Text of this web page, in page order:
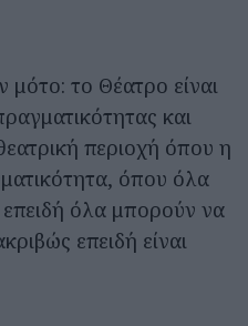
το Θέατρο είναι
και
περιοχή όπου η
όπου όλα
επειδή όλα μπορούν να
επειδή είναι